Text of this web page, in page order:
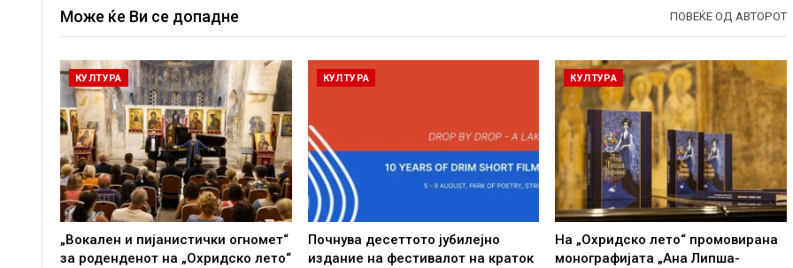
Може ќе Ви се допадне ПОВЕЌЕ ОД АВТОРОТ
КУЛТУРА
„Вокален и пијанистички огномет“
за роденденот на „Охридско лето“
КУЛТУРА
Почнува десеттото јубилејно
издание на фестивалот на краток
КУЛТУРА
На „Охридско лето“ промовирана
монографијата „Ана Липша-